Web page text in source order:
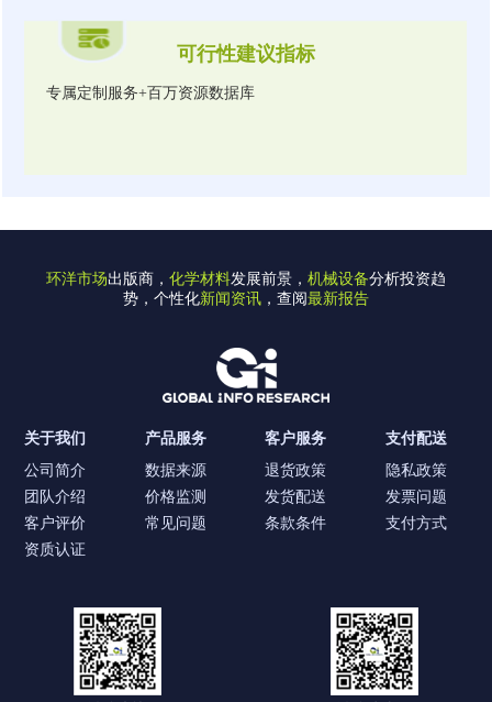
可行性建议指标
专属定制服务+百万资源数据库
环洋市场出版商， 化学材料发展前景， 机械设备分析投资趋
势，个性化新闻资讯 ，查阅最新报告
关于我们
公司简介
团队介绍
客户评价
资质认证
产品服务
数据来源
价格监测
常见问题
客户服务
退货政策
发货配送
条款条件
支付配送
隐私政策
发票问题
支付方式